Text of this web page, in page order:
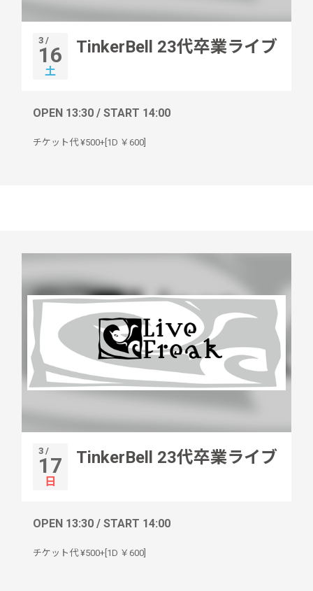
3 /
16
土
TinkerBell 23代卒業ライブ
OPEN 13:30 / START 14:00
チケット代 ¥500+[1D ￥600]
3 /
17
日
TinkerBell 23代卒業ライブ
OPEN 13:30 / START 14:00
チケット代 ¥500+[1D ￥600]